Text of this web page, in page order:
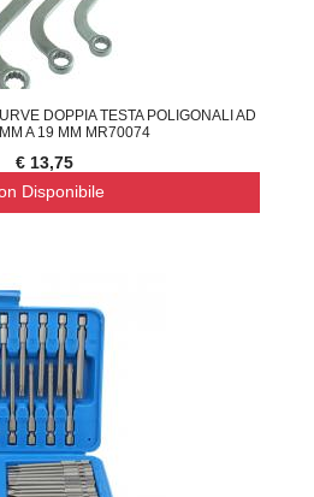
DOPPIA TESTA POLIGONALI AD
A 19 MM MR70074
€ 13,75
Disponibile